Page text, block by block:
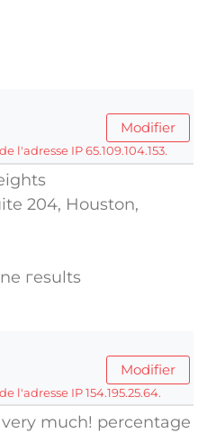
Modifier
l'adresse IP 65.109.104.153.
204, Houston,
гesults
Modifier
l'adresse IP 154.195.25.64.
much! percentage